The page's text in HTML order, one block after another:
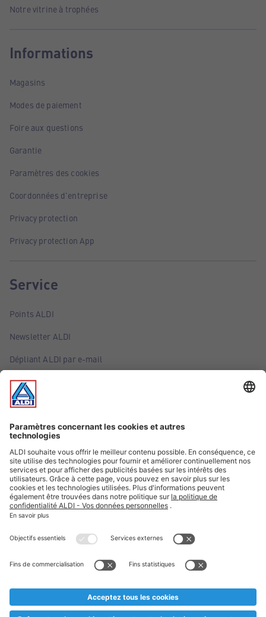
Notre vitrine à trophées
Informations
Magasins
Modes de paiement
Foire aux questions
Garantie
Paramètres des cookies
Coordonnées d'entreprise
Privacy protection
Privacy protection App
Service
Points ALDI
Newsletter ALDI
Dépliant ALDI par e-mail
Offres
Infos essentielles
Suivez ALDI Belgique
Textes marqués d'un astérisque et mentions légales
* Nous vendons ces articles temporairement et jusqu'à
au cas où, malgré le planning bien étudié, nous serions
prématurément en rupture de stock. Prix Recupel et TVA incl.
** Sur ce site, l’utilisation de la forme masculine a été adoptée